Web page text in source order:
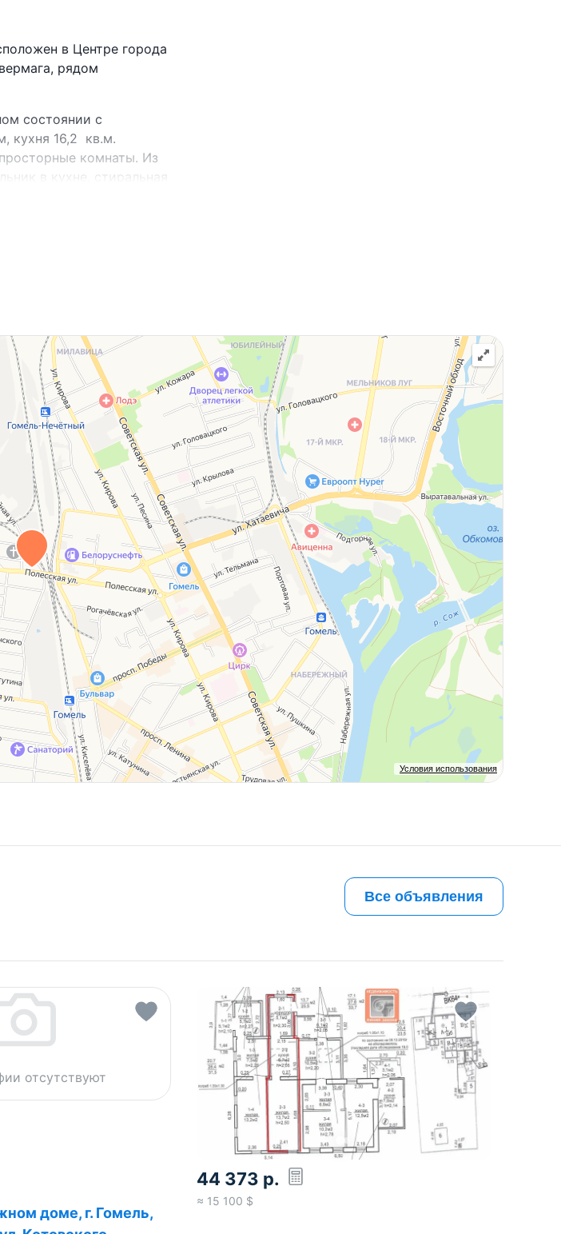
в Центре города
рядом
состоянии с
кухня 16,2 кв.м.
комнаты. Из
в кухне, стиральная
огорожен забором, есть
приобретения
“Гид по
Министерства
№02240/310 от
банка (только
Условия использования
Все объявления
отсутствуют
доме, г. Гомель,
44 373 р.
≈ 15 100 $